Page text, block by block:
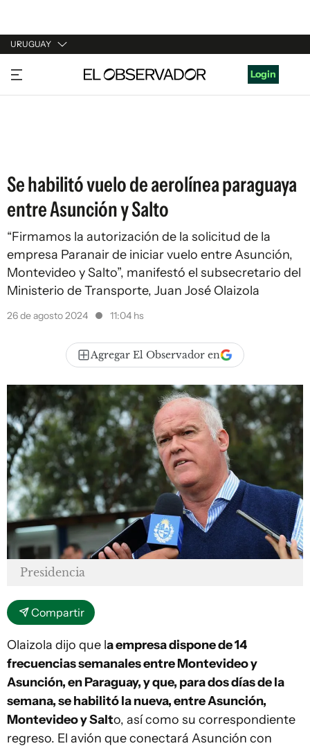
URUGUAY
URUGUAY
ARGENTINA
Login
Se habilitó vuelo de aerolínea paraguaya
entre Asunción y Salto
“Firmamos la autorización de la solicitud de la
empresa Paranair de iniciar vuelo entre Asunción,
Montevideo y Salto”, manifestó el subsecretario del
Ministerio de Transporte, Juan José Olaizola
26 de agosto 2024 11:04 hs
Agregar El Observador en
Presidencia
Compartir
Olaizola dijo que la empresa dispone de 14
frecuencias semanales entre Montevideo y
Asunción, en Paraguay, y que, para dos días de la
semana, se habilitó la nueva, entre Asunción,
Montevideo y Salto, así como su correspondiente
regreso. El avión que conectará Asunción con